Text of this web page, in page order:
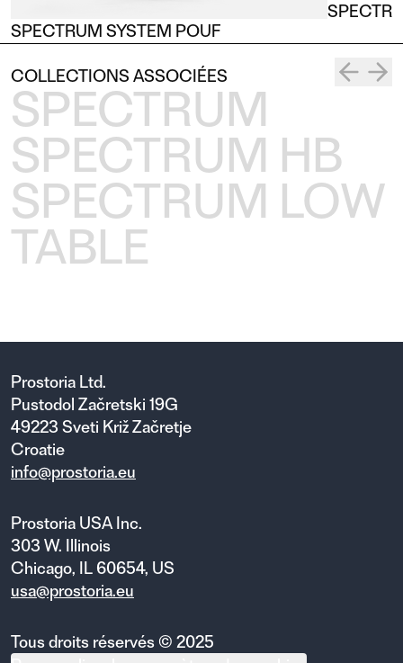
SPECTRUM SYSTEM POUF
COLLECTIONS ASSOCIÉES
SPECTRUM
SPECTRUM HB
SPECTRUM LOW
TABLE
Prostoria Ltd.
Pustodol Začretski 19G
49223 Sveti Križ Začretje
Croatie
info@prostoria.eu
Prostoria USA Inc.
303 W. Illinois
Chicago, IL 60654, US
usa@prostoria.eu
Tous droits réservés © 2025